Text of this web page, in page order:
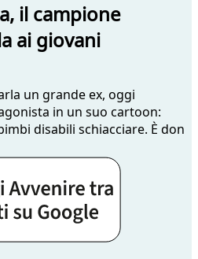
il campione
ai giovani
un grande ex, oggi
in un suo cartoon:
disabili schiacciare. È don